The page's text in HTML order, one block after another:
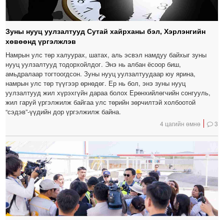
Зуны нууц уулзалтууд Сутай хайрханы бэл, Хэрлэнгийн
хөвөөнд үргэлжлэв
Намрын улс төр халуурах, шатах, аль эсвэл намдуу байхыг зуны
нууц уулзалтууд тодорхойлдог. Энэ нь албан ёсоор биш,
амьдралаар тогтоогдсон. Зуны нууц уулзалтуудаар юу ярина,
намрын улс төр түүгээр өрнөдөг. Ер нь бол, энэ зуны нууц
уулзалтууд жил хүрэхгүйн дараа болох Ерөнхийлөгчийн сонгууль,
жил гаруй үргэлжилж байгаа улс төрийн зөрчилтэй холбоотой
“сэдэв”-үүдийн дор үргэлжилж байна.
4 цагийн өмнө 3